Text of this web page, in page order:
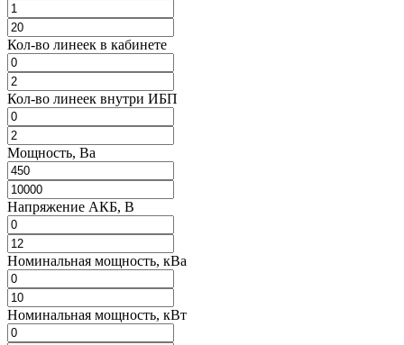
Кол-во линеек в кабинете
Кол-во линеек внутри ИБП
Мощность, Ва
Напряжение АКБ, В
Номинальная мощность, кВа
Номинальная мощность, кВт